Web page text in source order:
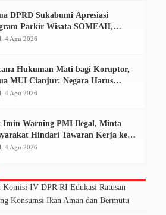
DPRD Sukabumi Apresiasi
Parkir Wisata SOMEAH,
Dongkrak PAD
4 Agu 2026
Hukuman Mati bagi Koruptor,
MUI Cianjur: Negara Harus
Jalur Konstitusi
4 Agu 2026
Imin Warning PMI Ilegal, Minta
Hindari Tawaran Kerja ke
4 Agu 2026
Komisi IV DPR RI Edukasi Ratusan
Konsumsi Ikan Aman dan Bermutu